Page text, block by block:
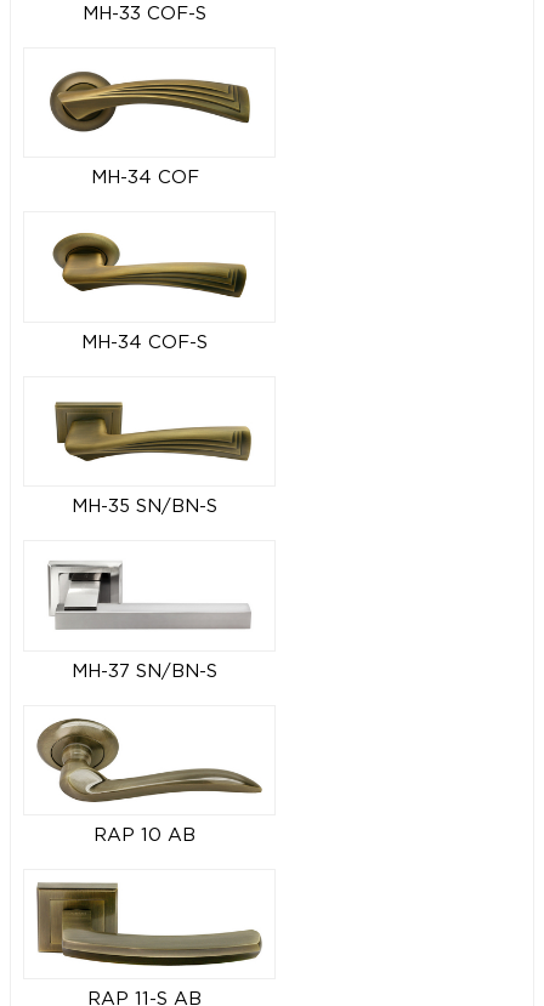
MH-33 COF-S
MH-34 COF
MH-34 COF-S
MH-35 SN/BN-S
MH-37 SN/BN-S
RAP 10 AB
RAP 11-S AB